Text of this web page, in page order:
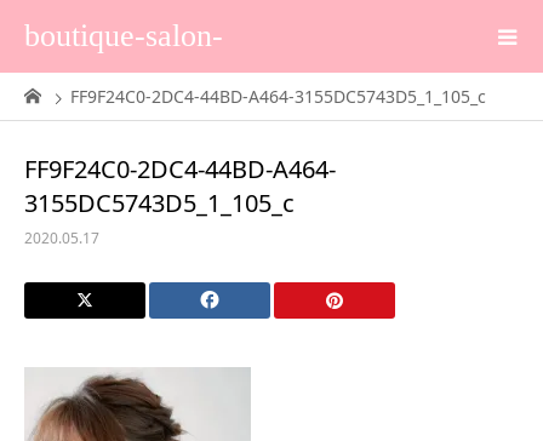
boutique-salon-
FF9F24C0-2DC4-44BD-A464-3155DC5743D5_1_105_c
FF9F24C0-2DC4-44BD-A464-
3155DC5743D5_1_105_c
2020.05.17